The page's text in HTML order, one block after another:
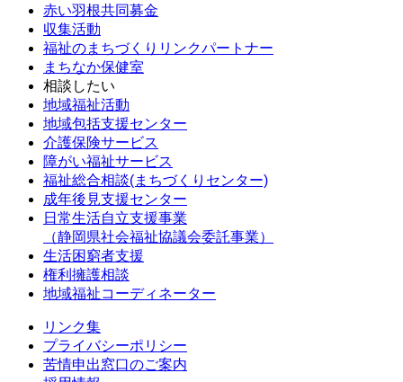
赤い羽根共同募金
収集活動
福祉のまちづくりリンクパートナー
まちなか保健室
相談したい
地域福祉活動
地域包括支援センター
介護保険サービス
障がい福祉サービス
福祉総合相談(まちづくりセンター)
成年後見支援センター
日常生活自立支援事業
（静岡県社会福祉協議会委託事業）
生活困窮者支援
権利擁護相談
地域福祉コーディネーター
リンク集
プライバシーポリシー
苦情申出窓口のご案内